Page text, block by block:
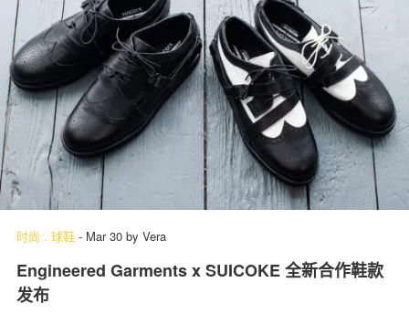
时尚 . 球鞋 - Mar 30 by Vera
Engineered Garments x SUICOKE 全新合作鞋款
发布